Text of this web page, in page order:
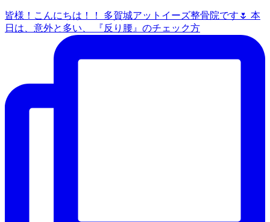
皆様！こんにちは！！ 多賀城アットイーズ整骨院です🌷 本
日は、意外と多い、 『反り腰』のチェック方